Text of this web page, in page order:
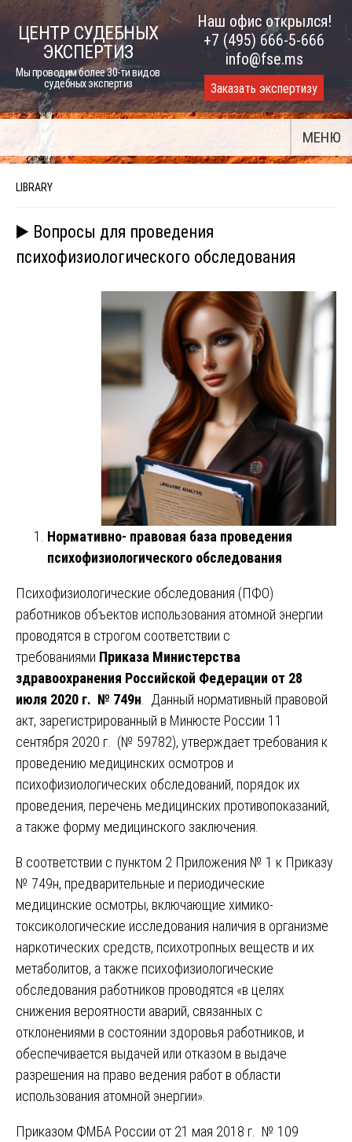
Skip
ЦЕНТР СУДЕБНЫХ
ЭКСПЕРТИЗ
Мы проводим более 30-ти видов
судебных экспертиз
Наш офис открылся!
+7 (495) 666-5-666
info@fse.ms
Заказать экспертизу
МЕНЮ
LIBRARY
▶️ Вопросы для проведения
психофизиологического обследования
Нормативно- правовая база проведения
психофизиологического обследования
Психофизиологические обследования (ПФО)
работников объектов использования атомной энергии
проводятся в строгом соответствии с
требованиями Приказа Министерства
здравоохранения Российской Федерации от 28
июля 2020 г. № 749н . Данный нормативный правовой
акт, зарегистрированный в Минюсте России 11
сентября 2020 г. (№ 59782), утверждает требования к
проведению медицинских осмотров и
психофизиологических обследований, порядок их
проведения, перечень медицинских противопоказаний,
а также форму медицинского заключения.
В соответствии с пунктом 2 Приложения № 1 к Приказу
№ 749н, предварительные и периодические
медицинские осмотры, включающие химико-
токсикологические исследования наличия в организме
наркотических средств, психотропных веществ и их
метаболитов, а также психофизиологические
обследования работников проводятся «в целях
снижения вероятности аварий, связанных с
отклонениями в состоянии здоровья работников, и
обеспечивается выдачей или отказом в выдаче
разрешения на право ведения работ в области
использования атомной энергии».
Приказом ФМБА России от 21 мая 2018 г. № 109